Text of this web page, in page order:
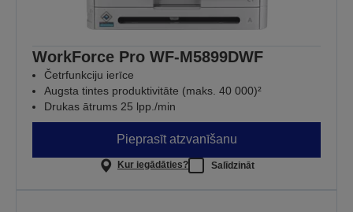
WorkForce Pro WF-M5899DWF
Četrfunkciju ierīce
Augsta tintes produktivitāte (maks. 40 000)²
Drukas ātrums 25 lpp./min
Pieprasīt atzvanīšanu
Kur iegādāties? Salīdzināt